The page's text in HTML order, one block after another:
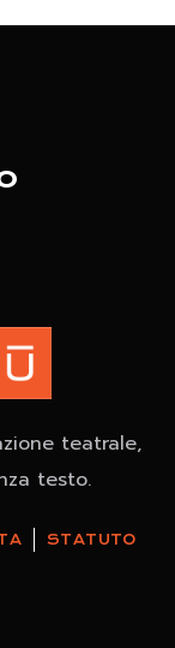
teatrale,
testo.
STATUTO